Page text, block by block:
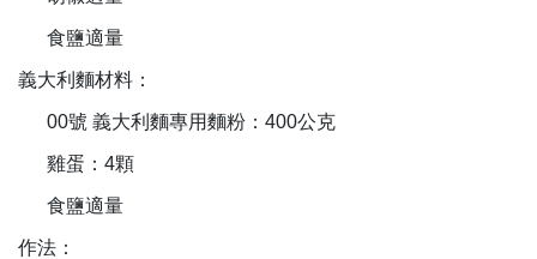
食鹽適量
義大利麵材料：
00號 義大利麵專用麵粉： 400公克
雞蛋： 4顆
食鹽適量
作法：